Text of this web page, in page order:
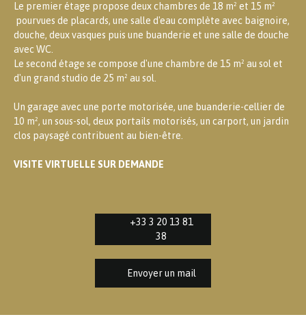
Le premier étage propose deux chambres de 18 m² et 15 m²
pourvues de placards, une salle d'eau complète avec baignoire,
douche, deux vasques puis une buanderie et une salle de douche
avec WC.
Le second étage se compose d'une chambre de 15 m² au sol et
d'un grand studio de 25 m² au sol.
Un garage avec une porte motorisée, une buanderie-cellier de
10 m², un sous-sol, deux portails motorisés, un carport, un jardin
clos paysagé contribuent au bien-être.
VISITE VIRTUELLE SUR DEMANDE
+33 3 20 13 81
38
Envoyer un mail